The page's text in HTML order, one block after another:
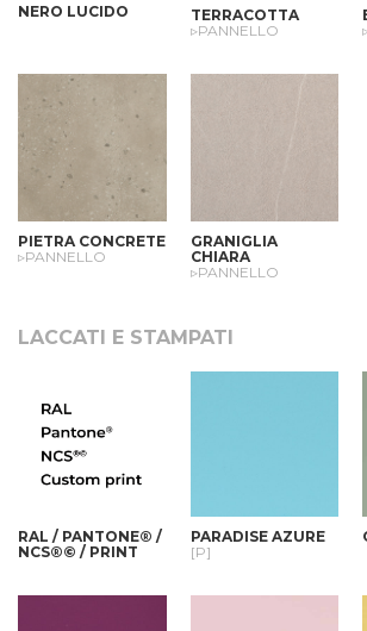
NERO LUCIDO
TERRACOTTA
▹PANNELLO
PIETRA CONCRETE
▹PANNELLO
GRANIGLIA
CHIARA
▹PANNELLO
LACCATI E STAMPATI
RAL / PANTONE® /
NCS®© / PRINT
PARADISE AZURE
[P]